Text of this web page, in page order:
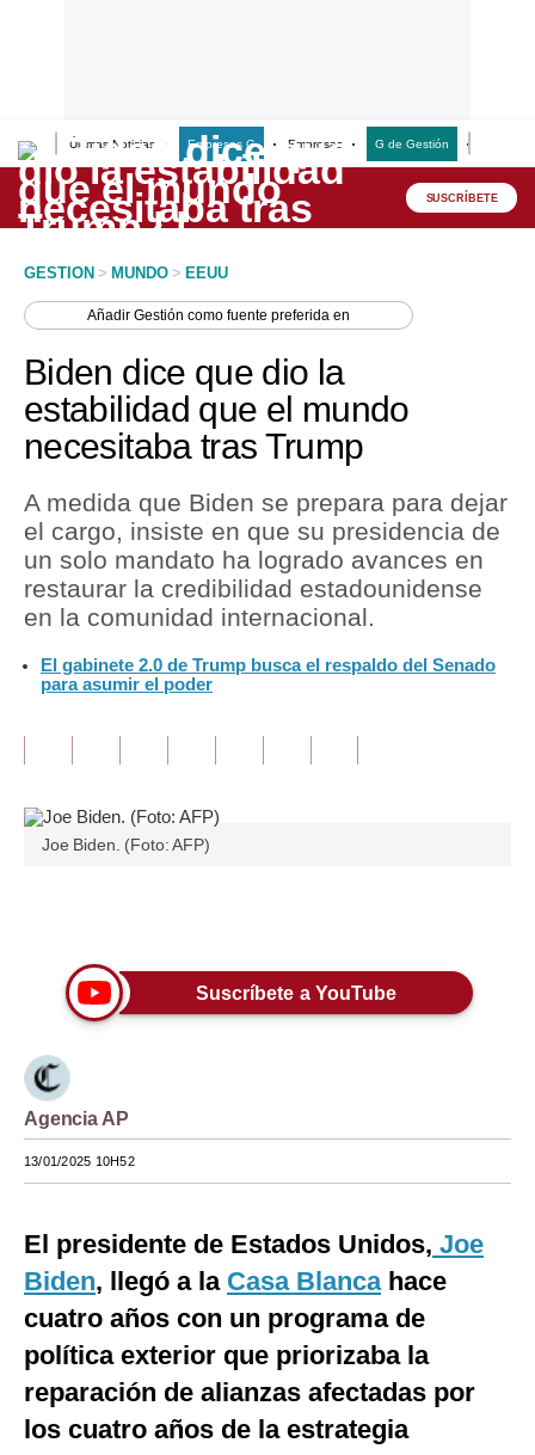
Últimas Noticias Empresas G Empresas G de Gestión
Lo último
Peru Quiosco
Economía
Mercados
Política
Tu Dinero
Finanzas Personales
Inmobiliarias
Opinión
Editorial
Tendencias
Lujo
Viajes
Moda
Estilos
EEUU
México
España
Internacional
Tecnología
SUSCRÍBETE
GESTION > MUNDO > EEUU
AñadirGestión como fuente preferida en
Biden dice que dio la
estabilidad que el mundo
necesitaba tras Trump
A medida que Biden se prepara para dejar
el cargo, insiste en que su presidencia de
un solo mandato ha logrado avances en
restaurar la credibilidad estadounidense
en la comunidad internacional.
El gabinete 2.0 de Trump busca el respaldo del Senado
para asumir el poder
Joe Biden. (Foto: AFP)
Suscríbete a YouTube
Agencia AP
13/01/2025 10H52
El presidente de Estados Unidos, Joe
Biden, llegó a la Casa Blancahace
cuatro años con un programa de
política exterior que priorizaba la
reparación de alianzas afectadas por
los cuatro años de la estrategia